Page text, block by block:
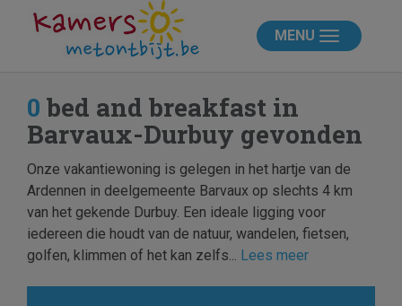
MENU
0 bed and breakfast in
Barvaux-Durbuy gevonden
Onze vakantiewoning is gelegen in het hartje van de
Ardennen in deelgemeente Barvaux op slechts 4 km
van het gekende Durbuy. Een ideale ligging voor
iedereen die houdt van de natuur, wandelen, fietsen,
golfen, klimmen of het kan zelfs... Lees meer